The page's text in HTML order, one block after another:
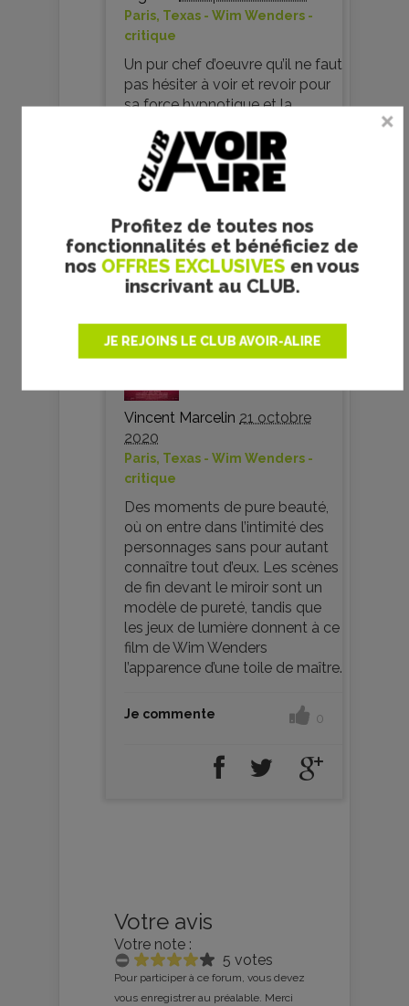
Profitez de toutes nos
fonctionnalités et bénéficiez de
nos OFFRES EXCLUSIVES en vous
inscrivant au CLUB.
JE REJOINS LE CLUB AVOIR-ALIRE
Paris, Texas - Wim Wenders -
critique
Un pur chef d’oeuvre qu’il ne faut
pas hésiter à voir et revoir pour
sa force hypnotique et la
grand moment de cinéma en
apesanteur.
Vincent Marcelin 21 octobre
2020
Paris, Texas - Wim Wenders -
critique
Des moments de pure beauté,
où on entre dans l’intimité des
personnages sans pour autant
connaître tout d’eux. Les scènes
de fin devant le miroir sont un
modèle de pureté, tandis que
les jeux de lumière donnent à ce
film de Wim Wenders
l’apparence d’une toile de maître.
Je commente 0
Votre avis
Votre note :
5 votes
Pour participer à ce forum, vous devez
vous enregistrer au préalable. Merci